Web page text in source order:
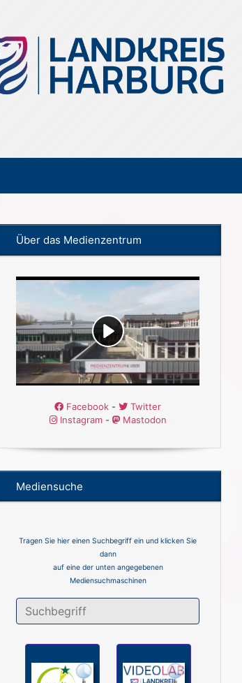
Über das Medienzentrum
Facebook -
Twitter
Instagram- Mastodon
Mediensuche
Tragen Sie hier einen Suchbegriff ein und klicken Sie
dann
auf eine der unten angegebenen
Mediensuchmaschinen